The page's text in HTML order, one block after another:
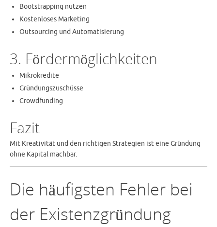
Bootstrapping nutzen
Kostenloses Marketing
Outsourcing und Automatisierung
3. Fördermöglichkeiten
Mikrokredite
Gründungszuschüsse
Crowdfunding
Fazit
Mit Kreativität und den richtigen Strategien ist eine Gründung
ohne Kapital machbar.
Die häufigsten Fehler bei
der Existenzgründung